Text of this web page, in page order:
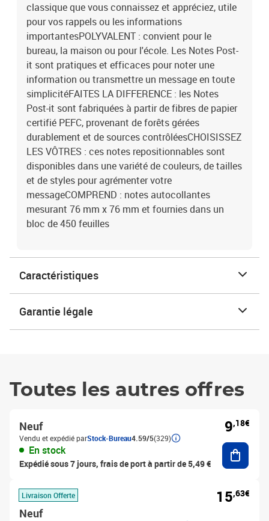
classique que vous connaissez et appréciez, utile
pour vos rappels ou les informations
importantesPOLYVALENT : convient pour le
bureau, la maison ou pour l'école. Les Notes Post-
it sont pratiques et efficaces pour noter une
information ou transmettre un message en toute
simplicitéFAITES LA DIFFERENCE : les Notes
Post-it sont fabriquées à partir de fibres de papier
certifié PEFC, provenant de forêts gérées
durablement et de sources contrôléesCHOISISSEZ
LES VÔTRES : ces notes repositionnables sont
disponibles dans une variété de couleurs, de tailles
et de styles pour agrémenter votre
messageCOMPREND : notes autocollantes
mesurant 76 mm x 76 mm et fournies dans un
bloc de 450 feuilles
Caractéristiques
Garantie légale
Toutes les autres offres
Neuf
Vendu et expédié parStock-Bureau4.59/5(329)
En stock
Expédié sous 7 jours, frais de port à partir de 5,49 €
9,18€
Livraison Offerte
Neuf
15,63€